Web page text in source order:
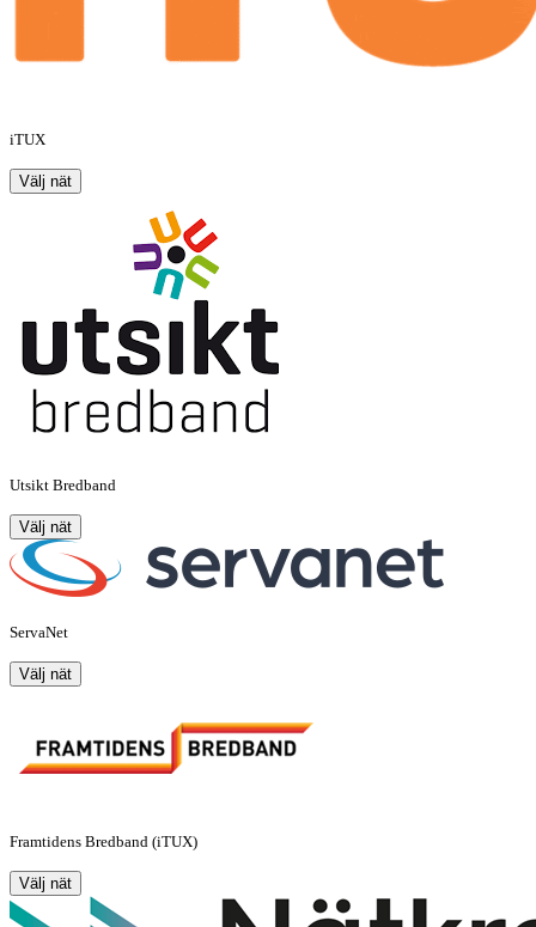
iTUX
Välj nät
Utsikt Bredband
Välj nät
ServaNet
Välj nät
Framtidens Bredband (iTUX)
Välj nät